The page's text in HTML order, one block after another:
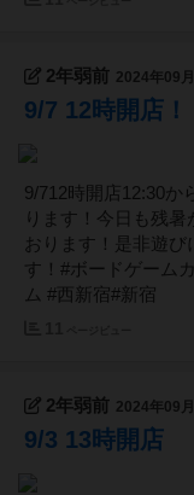
2年弱前 2024年09
9/7 12時開店！
9/712時開店12:30か
ります！今日も残
おります！是非遊び
す！#ボードゲーム
ム #西新宿#新宿
2年弱前 2024年09
9/3 13時開店